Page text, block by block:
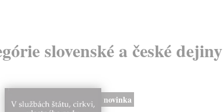
slovenské a české dejiny
novinka